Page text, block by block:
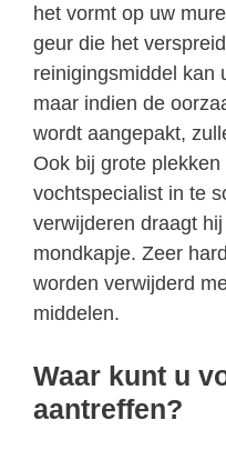
het vormt op uw
geur die het
reinigingsmiddel kan
maar indien de
wordt aangepakt,
Ook bij grote
vochtspecialist in te
verwijderen draagt
mondkapje. Zeer
worden verwijderd
middelen.
Waar kunt u
aantreffen?